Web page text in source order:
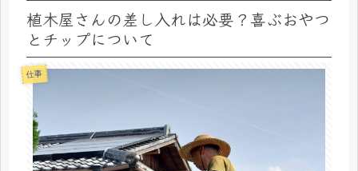
植木屋さんの差し入れは必要？喜ぶおやつ
とチップについて
仕事